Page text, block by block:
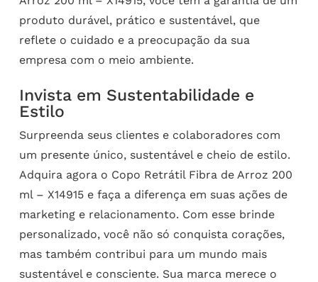
produto durável, prático e sustentável, que
reflete o cuidado e a preocupação da sua
empresa com o meio ambiente.
Invista em Sustentabilidade e
Estilo
Surpreenda seus clientes e colaboradores com
um presente único, sustentável e cheio de estilo.
Adquira agora o Copo Retrátil Fibra de Arroz 200
ml – X14915 e faça a diferença em suas ações de
marketing e relacionamento. Com esse brinde
personalizado, você não só conquista corações,
mas também contribui para um mundo mais
sustentável e consciente. Sua marca merece o